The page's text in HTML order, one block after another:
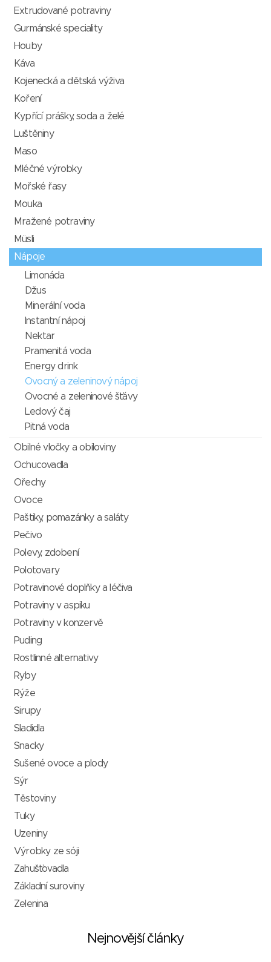
Extrudované potraviny
Gurmánské speciality
Houby
Káva
Kojenecká a dětská výživa
Koření
Kypřící prášky, soda a želé
Luštěniny
Maso
Mléčné výrobky
Mořské řasy
Mouka
Mražené potraviny
Müsli
Nápoje
Limonáda
Džus
Minerální voda
Instantní nápoj
Nektar
Pramenitá voda
Energy drink
Ovocný a zeleninový nápoj
Ovocné a zeleninové šťávy
Ledový čaj
Pitná voda
Obilné vločky a obiloviny
Ochucovadla
Ořechy
Ovoce
Paštiky, pomazánky a saláty
Pečivo
Polevy, zdobení
Polotovary
Potravinové doplňky a léčiva
Potraviny v aspiku
Potraviny v konzervě
Puding
Rostlinné alternativy
Ryby
Rýže
Sirupy
Sladidla
Snacky
Sušené ovoce a plody
Sýr
Těstoviny
Tuky
Uzeniny
Výrobky ze sóji
Zahušťovadla
Základní suroviny
Zelenina
Nejnovější články